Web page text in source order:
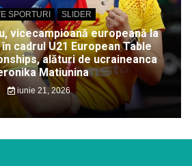
SPORTURI SLIDER
vicecampioană europeană la
cadrul U21 European Table
alături de ucraineanca
Matiunina
iunie 21, 2026